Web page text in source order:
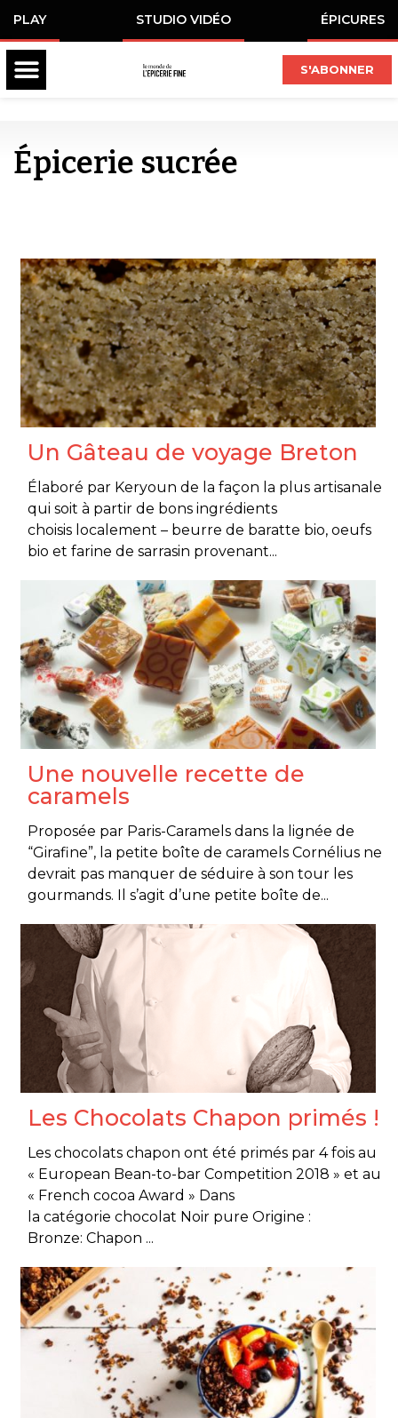
PLAY STUDIO VIDÉO ÉPICURES
S'ABONNER
Épicerie sucrée
Un Gâteau de voyage Breton
Élaboré par Keryoun de la façon la plus artisanale
qui soit à partir de bons ingrédients
choisis localement – beurre de baratte bio, oeufs
bio et farine de sarrasin provenant...
Une nouvelle recette de
caramels
Proposée par Paris-Caramels dans la lignée de
“Girafine”, la petite boîte de caramels Cornélius ne
devrait pas manquer de séduire à son tour les
gourmands. Il s’agit d’une petite boîte de...
Les Chocolats Chapon primés !
Les chocolats chapon ont été primés par 4 fois au
« European Bean-to-bar Competition 2018 » et au
« French cocoa Award » Dans
la catégorie chocolat Noir pure Origine :
Bronze: Chapon ...